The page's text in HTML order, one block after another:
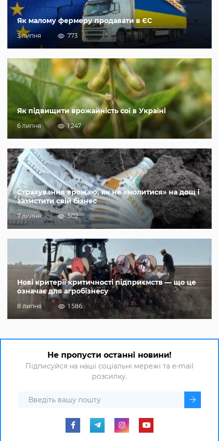
Як малому фермеру продавати в ЄС
3 липня 773
Як підвищити врожайність сої в Україні
6 липня 1 247
Страхування врожаю, як не «молитися» на дощ і
захистити свій бізнес
7 липня 502
Нові критерії критичності підприємств — що це
означає для агробізнесу
8 липня 1 586
Не пропусти останні новини!
Підписуйся на наші соціальні мережі та e-mail
розсилку.